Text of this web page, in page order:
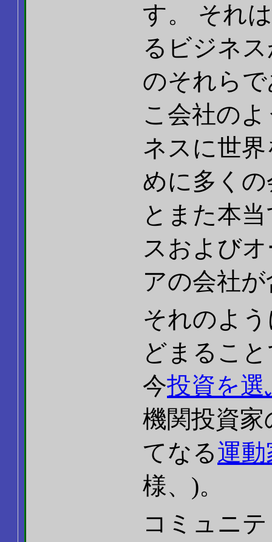
す。 それ
るビジネ
のそれら
こ会社の
ネスに世
めに多く
とまた本
スおよび
アの会社
それのよ
どまるこ
今投資を
機関投資家
てなる運動
様、)。
コミュニ